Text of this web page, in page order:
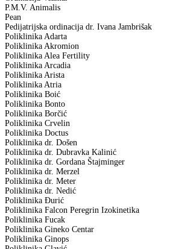
P.M.V. Animalis
Pean
Pedijatrijska ordinacija dr. Ivana Jambrišak
Poliklinika Adarta
Poliklinika Akromion
Poliklinika Alea Fertility
Poliklinika Arcadia
Poliklinika Arista
Poliklinika Atria
Poliklinika Boić
Poliklinika Bonto
Poliklinika Borčić
Poliklinika Crvelin
Poliklinika Doctus
Poliklinika dr. Došen
Poliklinika dr. Dubravka Kalinić
Poliklinika dr. Gordana Štajminger
Poliklinika dr. Merzel
Poliklinika dr. Meter
Poliklinika dr. Nedić
Poliklinika Đurić
Poliklinika Falcon Peregrin Izokinetika
Poliklinika Fucak
Poliklinika Gineko Centar
Poliklinika Ginops